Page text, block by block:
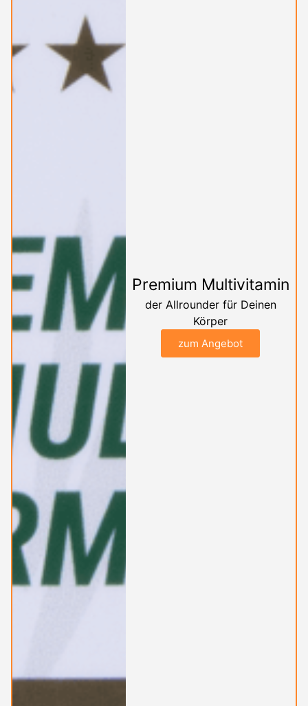
Premium Multivitamin
der Allrounder für Deinen
Körper
zum Angebot